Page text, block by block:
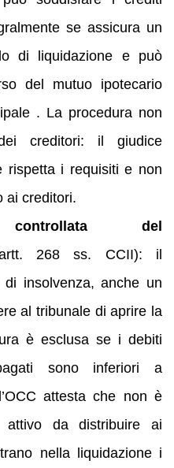
se assicura un
di liquidazione e può
del mutuo ipotecario
. La procedura non
creditori: il giudice
rispetta i requisiti e non
ai creditori.
controllata del
268 ss. CCII): il
insolvenza, anche un
al tribunale di aprire la
è esclusa se i debiti
sono inferiori a
attesta che non è
attivo da distribuire ai
nella liquidazione i